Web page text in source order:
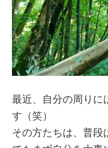
最近、自分の周りに
す（笑）
その方たちは、普段